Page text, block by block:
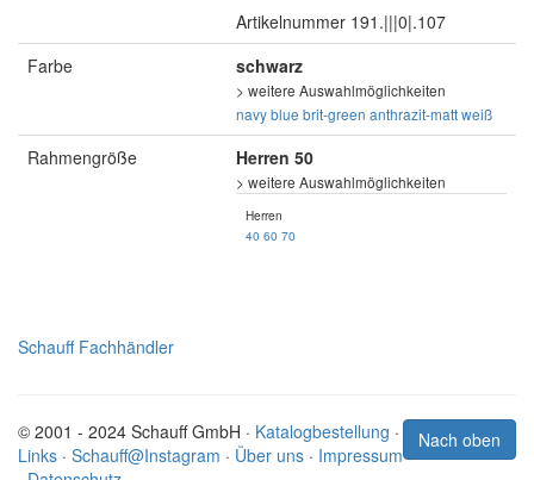
Artikelnummer 191.|||0|.107
Farbe
schwarz
> weitere Auswahlmöglichkeiten
navy blue brit-green anthrazit-mattweiß
Rahmengröße Herren 50
> weitere Auswahlmöglichkeiten
Herren
40 60 70
Schauff Fachhändler
Nach oben
© 2001 - 2024 Schauff GmbH · Katalogbestellung ·
Links · Schauff@Instagram · Über uns · Impressum